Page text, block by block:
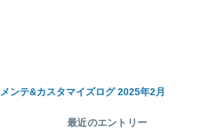
メンテ&カスタマイズログ 2025年2月
最近のエントリー